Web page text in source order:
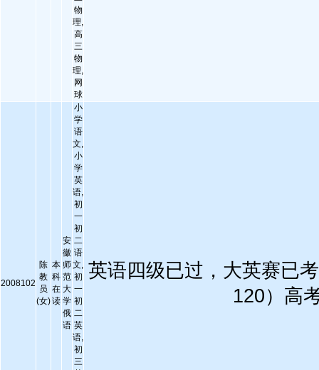
物
理,
高
三
物
理,
网
球
2008102
陈
教
员
(女)
本
科
在
读
安
徽
师
范
大
学
俄
语
小
学
语
文,
小
学
英
语,
初
一
初
二
语
文,
初
一
初
二
英
语,
初
三
英语四级已过，大英赛已
120）高